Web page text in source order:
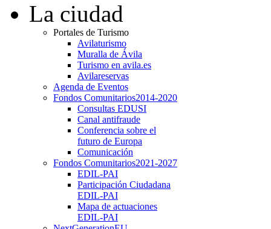
La ciudad
Portales de Turismo
Avilaturismo
Muralla de Ávila
Turismo en avila.es
Avilareservas
Agenda de Eventos
Fondos Comunitarios2014-2020
Consultas EDUSI
Canal antifraude
Conferencia sobre el
futuro de Europa
Comunicación
Fondos Comunitarios2021-2027
EDIL-PAI
Participación Ciudadana
EDIL-PAI
Mapa de actuaciones
EDIL-PAI